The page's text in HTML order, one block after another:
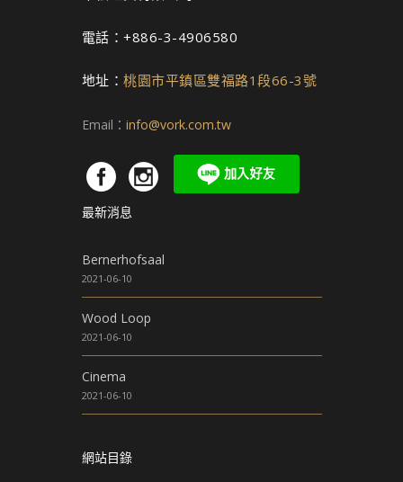
產
品
面
擇
項
電話：+886-3-4906580
地址： 桃園市平鎮區雙福路1段66-3號
Email： info@vork.com.tw
最新消息
Bernerhofsaal
2021-06-10
Wood Loop
2021-06-10
Cinema
2021-06-10
網站目錄